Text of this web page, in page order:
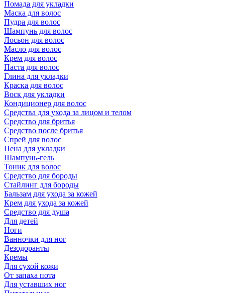
Помада для укладки
Маска для волос
Пудра для волос
Шампунь для волос
Лосьон для волос
Масло для волос
Крем для волос
Паста для волос
Глина для укладки
Краска для волос
Воск для укладки
Кондиционер для волос
Средства для ухода за лицом и телом
Средство для бритья
Средство после бритья
Спрей для волос
Пена для укладки
Шампунь-гель
Тоник для волос
Средство для бороды
Стайлинг для бороды
Бальзам для ухода за кожей
Крем для ухода за кожей
Средство для душа
Для детей
Ноги
Ванночки для ног
Дезодоранты
Кремы
Для сухой кожи
От запаха пота
Для уставших ног